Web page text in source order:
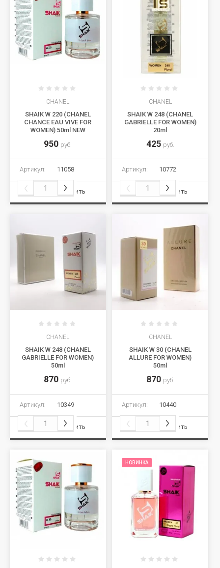
CHANEL
SHAIK W 220 (CHANEL
CHANCE EAU VIVE FOR
WOMEN) 50ml NEW
950 руб.
Артикул: 11058
Сравнить
CHANEL
SHAIK W 248 (CHANEL
GABRIELLE FOR WOMEN)
20ml
425 руб.
Артикул: 10772
Сравнить
CHANEL
SHAIK W 248 (CHANEL
GABRIELLE FOR WOMEN)
50ml
870 руб.
Артикул: 10349
Сравнить
CHANEL
SHAIK W 30 (CHANEL
ALLURE FOR WOMEN)
50ml
870 руб.
Артикул: 10440
Сравнить
НОВИНКА